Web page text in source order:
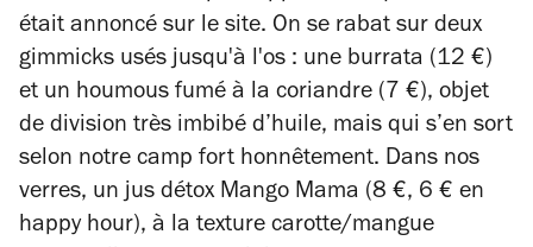
était annoncé sur le site. On se rabat sur deux
gimmicks usés jusqu'à l'os : une burrata (12 €)
et un houmous fumé à la coriandre (7 €), objet
de division très imbibé d’huile, mais qui s’en sort
selon notre camp fort honnêtement. Dans nos
verres, un jus détox Mango Mama (8 €, 6 € en
happy hour), à la texture carotte/mangue